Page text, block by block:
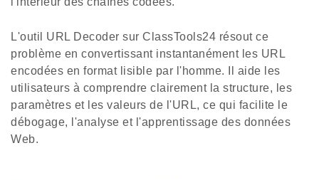
L'outil URL Decoder sur ClassTools24 résout ce
problème en convertissant instantanément les URL
encodées en format lisible par l'homme. Il aide les
utilisateurs à comprendre clairement la structure, les
paramètres et les valeurs de l'URL, ce qui facilite le
débogage, l'analyse et l'apprentissage des données
Web.